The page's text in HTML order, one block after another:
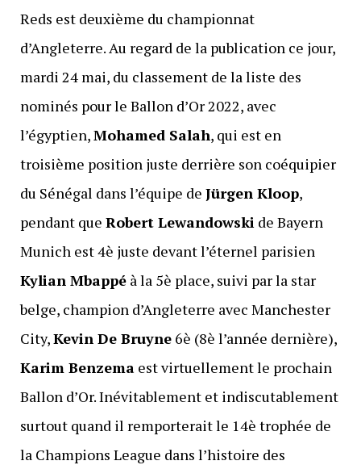
Reds est deuxième du championnat
d’Angleterre. Au regard de la publication ce jour,
mardi 24 mai, du classement de la liste des
nominés pour le Ballon d’Or 2022, avec
l’égyptien,Mohamed Salah, qui est en
troisième position juste derrière son coéquipier
du Sénégal dans l’équipe de Jürgen Kloop,
pendant que Robert Lewandowskide Bayern
Munich est 4è juste devant l’éternel parisien
Kylian Mbappéà la 5è place, suivi par la star
belge, champion d’Angleterre avec Manchester
City,Kevin De Bruyne6è (8è l’année dernière),
Karim Benzemaest virtuellement le prochain
Ballon d’Or. Inévitablement et indiscutablement
surtout quand il remporterait le 14è trophée de
la Champions League dans l’histoire des